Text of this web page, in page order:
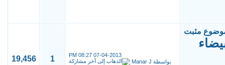
07-04-2013
08:27 PM
بواسطة Manar J
1
19,456